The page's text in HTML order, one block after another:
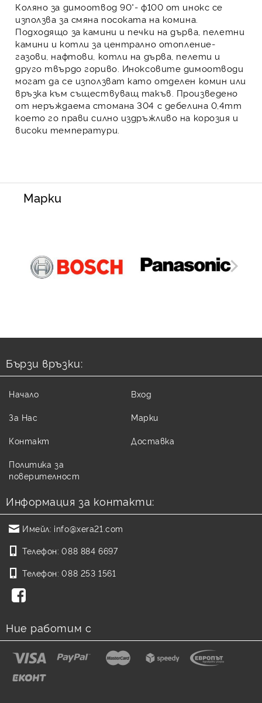
Коляно за димоотвод 90°- ф100 от инокс се
използва за смяна посоката на комина.
Подходящо за камини и печки на дърва пелетни
камини и котли за централно отопление-
газови, нафтови, котли на дърва, пелети и
друго твърдо гориво. Иноксовите димоотводи
могат да се използват като отделен комин или
връзка към съществуващ такъв. Произведено
от неръждаема стомана 304 с дебелина 0,4mm
което го прави силно издръжливо на корозия и
високи температури.
Марки
Бързи връзки:
Начало
За Нас
Контакт
Политика за
поверителност
Вход
Марки
Доставка
Информация за контакти:
Имейл: info@xera21.com
Телефон: 088 884 6697
Телефон: 088 253 1561
Ние работим с